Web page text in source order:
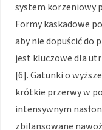
system korzeniowy
Formy kaskadowe
aby nie dopuścić do
jest kluczowe dla
[6]. Gatunki o
krótkie przerwy w
intensywnym
zbilansowane